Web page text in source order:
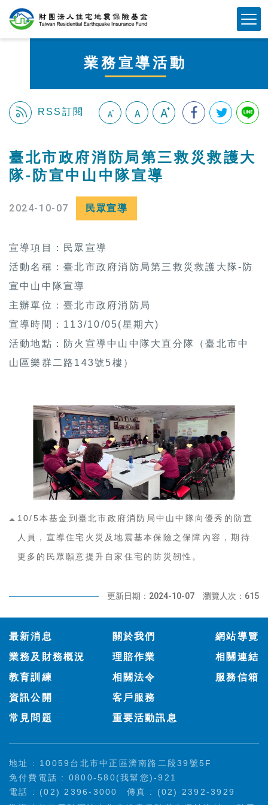
業務宣導活動
RSS訂閱
臺北市政府消防局第三救災救護大
隊-防宣中山中隊宣導
2024-10-07 民眾宣導
宣導項目：
民眾宣導
活動名稱：臺北市政府消防局第三救災救護大隊-防
宣中山中隊宣導
主辦單位：臺北市政府消防局
宣導時間：113/10/05(星期六)
活動地點：防火宣導中山中隊大直分隊（臺北市中
山區樂群二路143號5樓）
10/5本基金到臺北市政府消防局中山中隊向優秀的防宣
人員，宣導住宅火災及地震基本保險之保障內容，期待
更多的民眾願意提升自家住宅的防災韌性。
更新日期：2024-10-07 瀏覽人次：615
最新消息
關於我們
業務及財務概況
理賠作業
教育訓練
相關法令
資訊公開
客戶服務
常見問題
重要活動訊息
網站導覽
相關連結
服務信箱
地址 : 10059台北市中正區濟南路二段39號5F
免付費電話 : 0800-580(我幫您)-921
電話 : (02) 2396-3000
傳真 : (02) 2392-3929